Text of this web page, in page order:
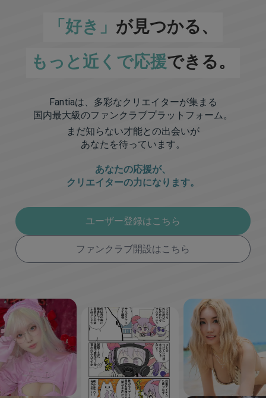
「好き」 が見つかる、
もっと近くで応援できる。
Fantiaは、多彩なクリエイターが集まる
国内最大級のファンクラブプラットフォーム。
まだ知らない才能との出会いが
あなたを待っています。
あなたの応援が、
クリエイターの力になります。
ユーザー登録はこちら
ファンクラブ開設はこちら